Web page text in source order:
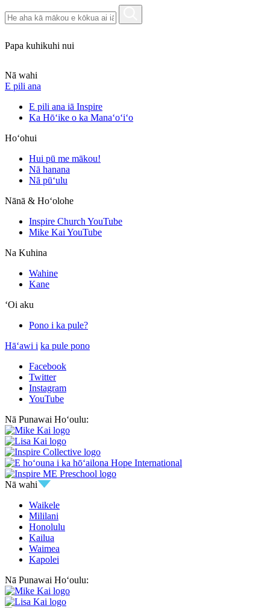
Papa kuhikuhi nui
Nā wahi
E pili ana
E pili ana iā Inspire
Ka Hōʻike o ka Manaʻoʻiʻo
Hoʻohui
Hui pū me mākou!
Nā hanana
Nā pūʻulu
Nānā & Hoʻolohe
Inspire Church YouTube
Mike Kai YouTube
Na Kuhina
Wahine
Kane
ʻOi aku
Pono i ka pule?
Hāʻawi i ka pule pono
Facebook
Twitter
Instagram
YouTube
Nā Punawai Hoʻoulu:
Nā wahi
Waikele
Mililani
Honolulu
Kailua
Waimea
Kapolei
Nā Punawai Hoʻoulu: